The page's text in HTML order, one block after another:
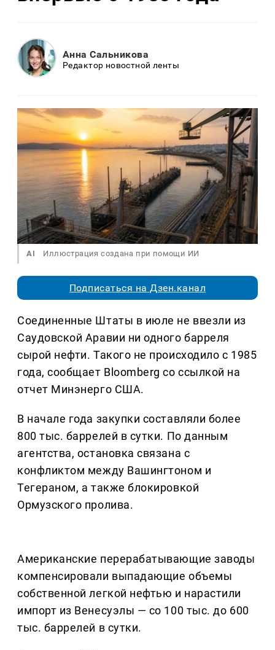
Анна Сальникова
Редактор новостной ленты
AI Иллюстрация создана при помощи ИИ
Подписаться на Дзен.канал
Соединенные Штаты в июле не ввезли из
Саудовской Аравии ни одного барреля
сырой нефти. Такого не происходило с 1985
года, сообщает Bloomberg со ссылкой на
отчет Минэнерго США.
В начале года закупки составляли более
800 тыс. баррелей в сутки. По данным
агентства, остановка связана с
конфликтом между Вашингтоном и
Тегераном, а также блокировкой
Ормузского пролива.
Американские перерабатывающие заводы
компенсировали выпадающие объемы
собственной легкой нефтью и нарастили
импорт из Венесуэлы — со 100 тыс. до 600
тыс. баррелей в сутки.